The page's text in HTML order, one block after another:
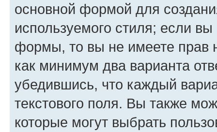
основной формой для
используемого стиля; если
формы, то вы не имеете прав
как минимум два варианта
убедившись, что каждый
текстового поля. Вы также
которые могут выбрать